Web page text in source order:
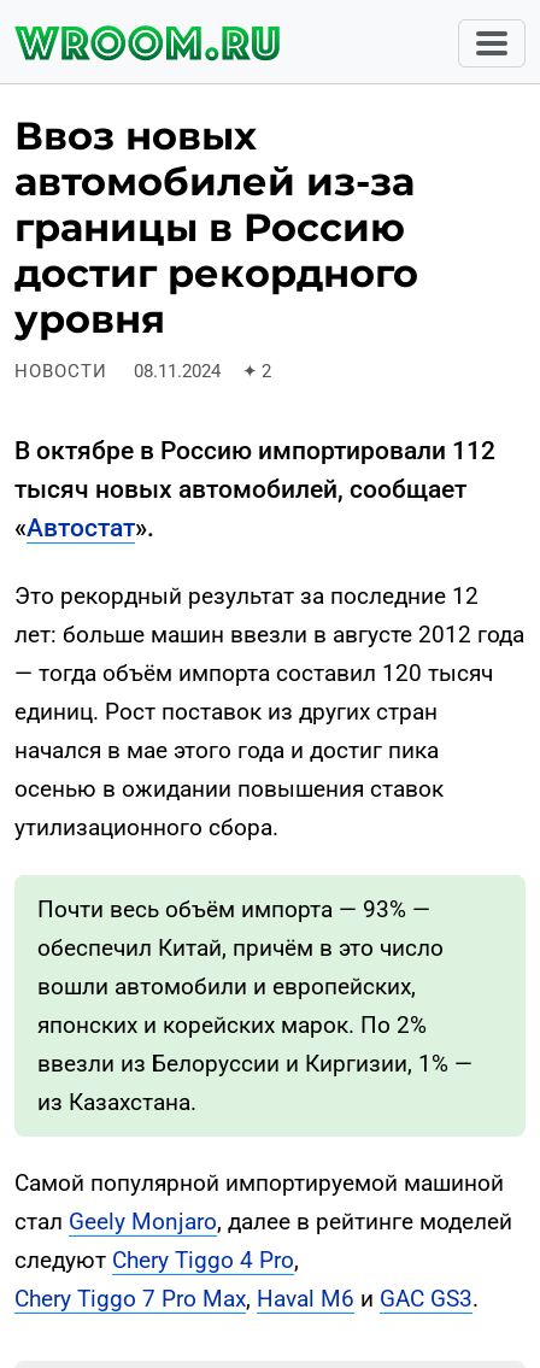
Ввоз новых
автомобилей из-за
границы в Россию
достиг рекордного
уровня
НОВОСТИ 08.11.2024 ✦ 2
В октябре в Россию импортировали 112
тысяч новых автомобилей, сообщает
«Автостат».
Это рекордный результат за последние 12
лет: больше машин ввезли в августе 2012 года
— тогда объём импорта составил 120 тысяч
единиц. Рост поставок из других стран
начался в мае этого года и достиг пика
осенью в ожидании повышения ставок
утилизационного сбора.
Почти весь объём импорта — 93% —
обеспечил Китай, причём в это число
вошли автомобили и европейских,
японских и корейских марок. По 2%
ввезли из Белоруссии и Киргизии, 1% —
из Казахстана.
Самой популярной импортируемой машиной
стал Geely Monjaro, далее в рейтинге моделей
следуют Chery Tiggo 4 Pro,
Chery Tiggo 7 Pro Max, Haval M6 и GAC GS3.